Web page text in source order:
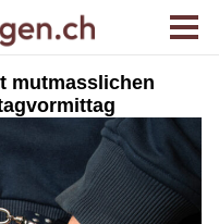
mutmasslichen